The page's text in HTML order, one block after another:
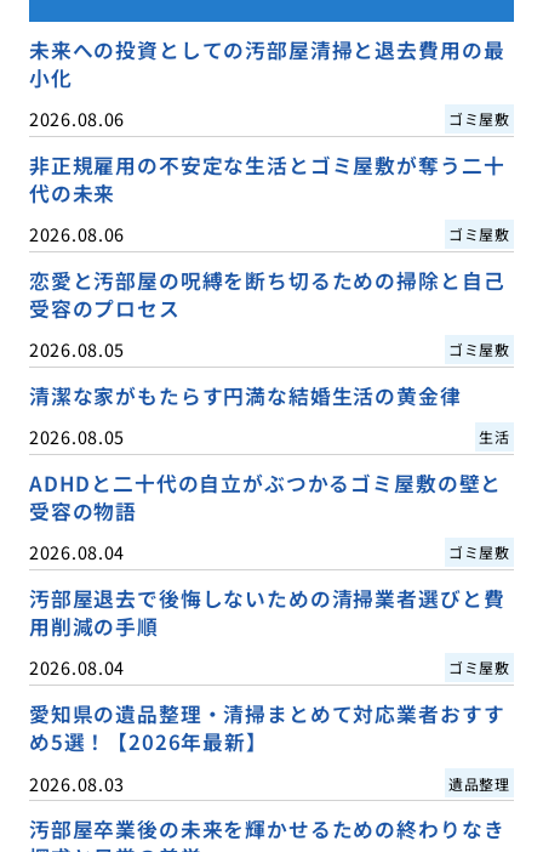
未来への投資としての汚部屋清掃と退去費用の最
小化
2026.08.06 ゴミ屋敷
非正規雇用の不安定な生活とゴミ屋敷が奪う二十
代の未来
2026.08.06 ゴミ屋敷
恋愛と汚部屋の呪縛を断ち切るための掃除と自己
受容のプロセス
2026.08.05 ゴミ屋敷
清潔な家がもたらす円満な結婚生活の黄金律
2026.08.05 生活
ADHDと二十代の自立がぶつかるゴミ屋敷の壁と
受容の物語
2026.08.04 ゴミ屋敷
汚部屋退去で後悔しないための清掃業者選びと費
用削減の手順
2026.08.04 ゴミ屋敷
愛知県の遺品整理・清掃まとめて対応業者おすす
め5選！【2026年最新】
2026.08.03 遺品整理
汚部屋卒業後の未来を輝かせるための終わりなき